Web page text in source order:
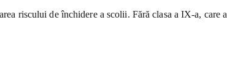
riscului de închidere a scolii. Fără clasa a IX-a, care